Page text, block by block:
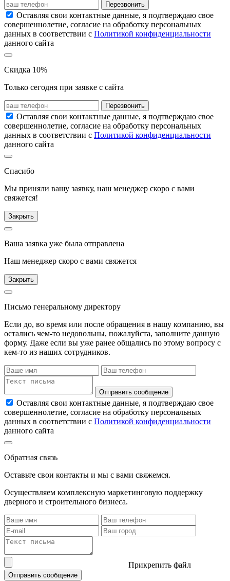
Перезвонить
Оставляя свои контактные данные, я подтверждаю свое
совершеннолетие, согласие на обработку персональных
данных в соответствии с Политикой конфиденциальности
данного сайта
Скидка 10%
Только сегодня при заявке с сайта
Перезвонить
Оставляя свои контактные данные, я подтверждаю свое
совершеннолетие, согласие на обработку персональных
данных в соответствии с Политикой конфиденциальности
данного сайта
Спасибо
Мы приняли вашу заявку, наш менеджер скоро с вами
свяжется!
Закрыть
Ваша заявка уже была отправлена
Наш менеджер скоро с вами свяжется
Закрыть
Письмо генеральному директору
Если до, во время или после обращения в нашу компанию, вы
остались чем-то недовольны, пожалуйста, заполните данную
форму. Даже если вы уже ранее общались по этому вопросу с
кем-то из наших сотрудников.
Отправить сообщение
Оставляя свои контактные данные, я подтверждаю свое
совершеннолетие, согласие на обработку персональных
данных в соответствии с Политикой конфиденциальности
данного сайта
Обратная связь
Оставьте свои контакты и мы с вами свяжемся.
Осуществляем комплексную маркетинговую поддержку
дверного и строительного бизнеса.
Прикрепить файл
Отправить сообщение